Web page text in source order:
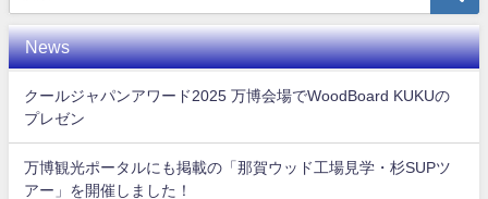
News
クールジャパンアワード2025 万博会場でWoodBoard KUKUの
プレゼン
万博観光ポータルにも掲載の「那賀ウッド工場見学・杉SUPツ
アー」を開催しました！